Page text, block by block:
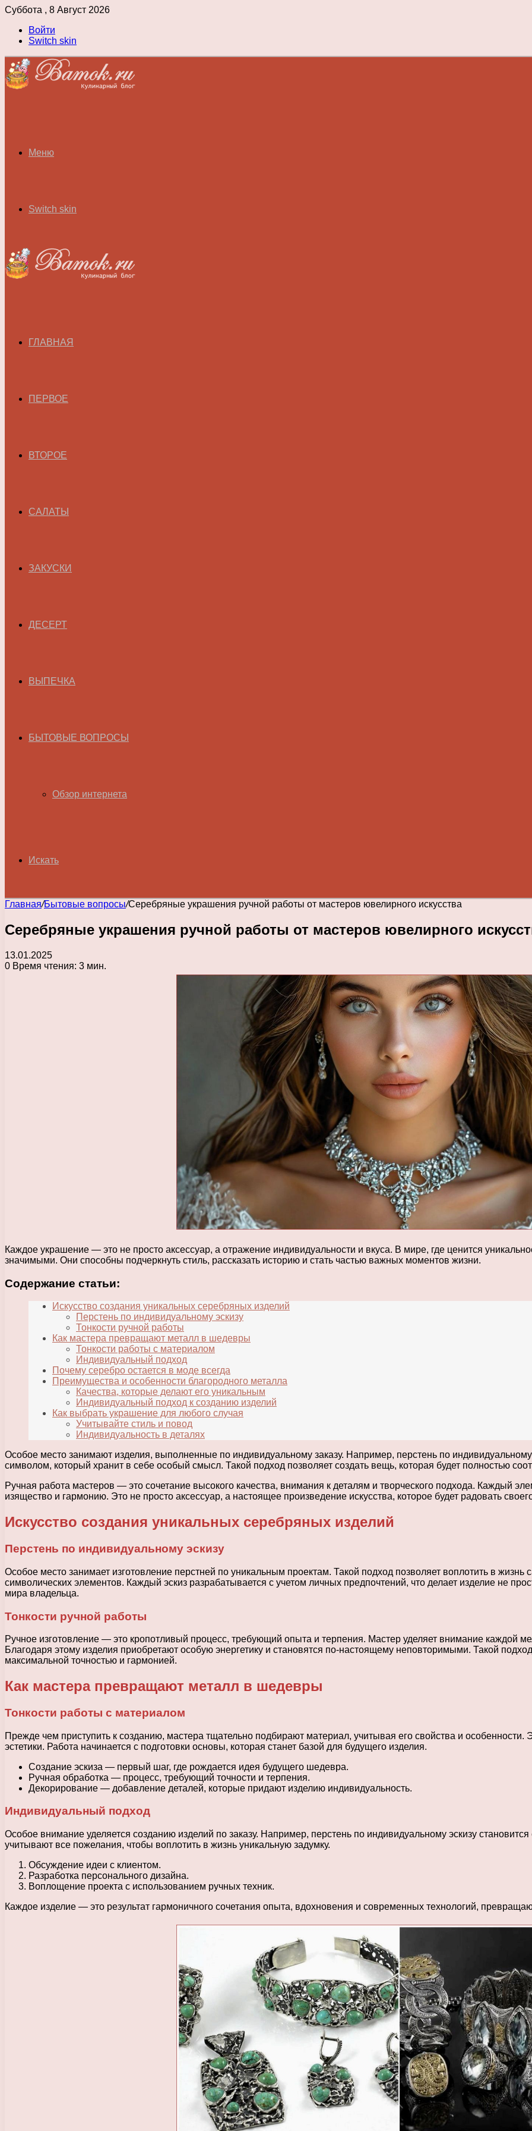
Суббота , 8 Август 2026
Войти
Switch skin
Меню
Switch skin
ГЛАВНАЯ
ПЕРВОЕ
ВТОРОЕ
САЛАТЫ
ЗАКУСКИ
ДЕСЕРТ
ВЫПЕЧКА
БЫТОВЫЕ ВОПРОСЫ
Обзор интернета
Искать
Главная/Бытовые вопросы/Серебряные украшения ручной работы от мастеров ювелирного искусства
Серебряные украшения ручной работы от мастеров ювелирного
13.01.2025
0 Время чтения: 3 мин.
Каждое украшение — это не просто аксессуар, а отражение индивидуальности и вкуса. В мире, где ценится
значимыми. Они способны подчеркнуть стиль, рассказать историю и стать частью важных моментов жизни.
Содержание статьи:
Искусство создания уникальных серебряных изделий
Перстень по индивидуальному эскизу
Тонкости ручной работы
Как мастера превращают металл в шедевры
Тонкости работы с материалом
Индивидуальный подход
Почему серебро остается в моде всегда
Преимущества и особенности благородного металла
Качества, которые делают его уникальным
Индивидуальный подход к созданию изделий
Как выбрать украшение для любого случая
Учитывайте стиль и повод
Индивидуальность в деталях
Особое место занимают изделия, выполненные по индивидуальному заказу. Например, перстень по
символом, который хранит в себе особый смысл. Такой подход позволяет создать вещь, которая будет полностью
Ручная работа мастеров — это сочетание высокого качества, внимания к деталям и творческого подхода. Каждый
изящество и гармонию. Это не просто аксессуар, а настоящее произведение искусства, которое будет радовать
Искусство создания уникальных серебряных изделий
Перстень по индивидуальному эскизу
Особое место занимает изготовление перстней по уникальным проектам. Такой подход позволяет воплотить в
символических элементов. Каждый эскиз разрабатывается с учетом личных предпочтений, что делает изделие не
мира владельца.
Тонкости ручной работы
Ручное изготовление — это кропотливый процесс, требующий опыта и терпения. Мастер уделяет внимание каждой
Благодаря этому изделия приобретают особую энергетику и становятся по-настоящему неповторимыми. Такой
максимальной точностью и гармонией.
Как мастера превращают металл в шедевры
Тонкости работы с материалом
Прежде чем приступить к созданию, мастера тщательно подбирают материал, учитывая его свойства и особенности.
эстетики. Работа начинается с подготовки основы, которая станет базой для будущего изделия.
Создание эскиза — первый шаг, где рождается идея будущего шедевра.
Ручная обработка — процесс, требующий точности и терпения.
Декорирование — добавление деталей, которые придают изделию индивидуальность.
Индивидуальный подход
Особое внимание уделяется созданию изделий по заказу. Например, перстень по индивидуальному эскизу
учитывают все пожелания, чтобы воплотить в жизнь уникальную задумку.
Обсуждение идеи с клиентом.
Разработка персонального дизайна.
Воплощение проекта с использованием ручных техник.
Каждое изделие — это результат гармоничного сочетания опыта, вдохновения и современных технологий,